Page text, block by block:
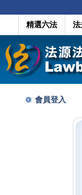
精選六法 法
會員登入